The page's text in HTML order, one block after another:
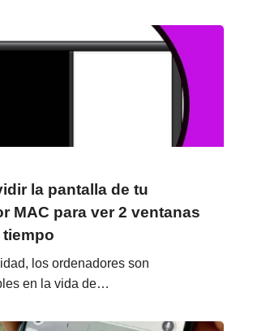
la pantalla de tu
MAC para ver 2 ventanas
los ordenadores son
en la vida de…